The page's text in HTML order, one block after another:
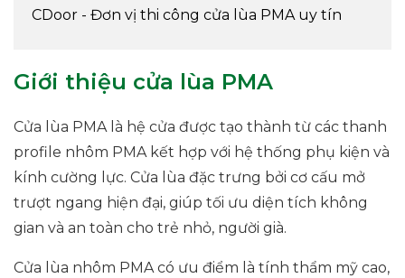
CDoor - Đơn vị thi công cửa lùa PMA uy tín
Giới thiệu cửa lùa PMA
Cửa lùa PMA là hệ cửa được tạo thành từ các thanh
profile nhôm PMA kết hợp với hệ thống phụ kiện và
kính cường lực. Cửa lùa đặc trưng bởi cơ cấu mở
trượt ngang hiện đại, giúp tối ưu diện tích không
gian và an toàn cho trẻ nhỏ, người già.
Cửa lùa nhôm PMA có ưu điểm là tính thẩm mỹ cao,